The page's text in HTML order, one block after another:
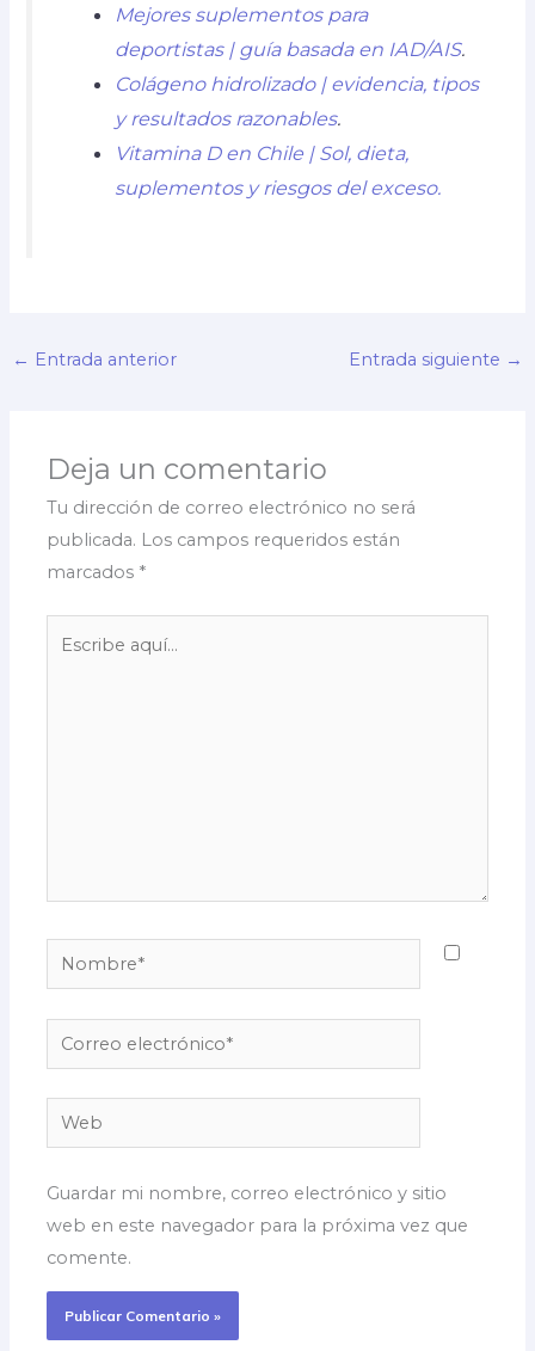
Mejores suplementos para
deportistas | guía basada en IAD/AIS.
Colágeno hidrolizado | evidencia, tipos
y resultados razonables.
Vitamina D en Chile | Sol, dieta,
suplementos y riesgos del exceso.
← Entrada anterior Entrada siguiente →
Deja un comentario
Tu dirección de correo electrónico no será
publicada. Los campos requeridos están
marcados *
Nombre*
Correo
electrónico*
Web
Guardar mi nombre, correo electrónico y sitio
web en este navegador para la próxima vez que
comente.